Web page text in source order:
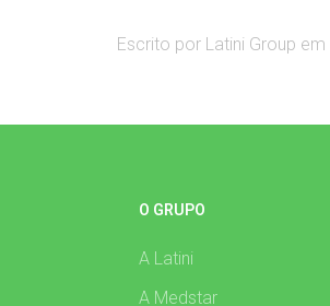
Escrito por Latini Group em
O GRUPO
A Latini
A Medstar